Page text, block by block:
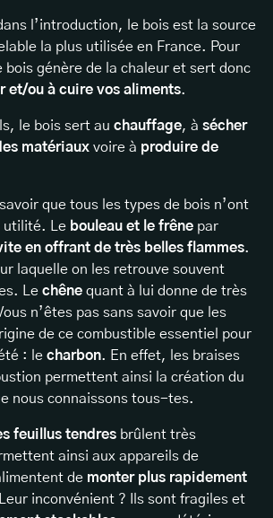
l’introduction, le bois est la source
la plus utilisée en France. Pour
bois génère de la chaleur et sert donc
et/ou à cuire vos aliments.
le bois sert au chauffage, à sécher
matériaux voire à produire de
que tous les types de bois n’ont
utilité. Le bouleau et le frêne par
en offrant de très belles flammes.
laquelle on les retrouve souvent
Le chêne quant à lui donne de très
n’êtes pas sans savoir que les
de ce combustible essentiel pour
: le charbon. En effet, les braises
permettent ainsi la création du
nous connaissons tous-tes.
feuillus tendres brûlent très
ainsi aux appareils de
de monter plus rapidement
inconvénient ? Ils sont fragiles et